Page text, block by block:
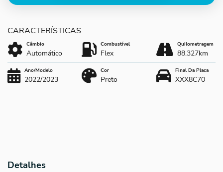
Câmbio
Automático
Combustível
Flex
Quilometragem
88.327km
Ano/Modelo
2022/2023
Cor
Preto
Final Da Placa
XXX8C70
Detalhes